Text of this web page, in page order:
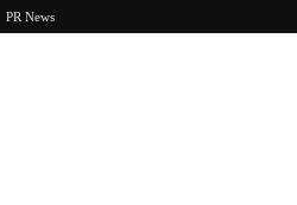
PR News